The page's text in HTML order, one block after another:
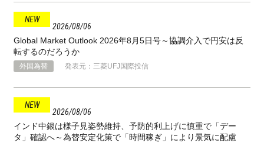
2026 08 06
Global Market Outlook 2026年8月5日号～協調介入で円安は反
転するのだろうか
外国為替 発表元：三菱UFJ国際投信
2026 08 06
インド中銀は様子見姿勢維持、予防的利上げに慎重で「デー
タ」確認へ～為替安定化策で「時間稼ぎ」により景気に配慮